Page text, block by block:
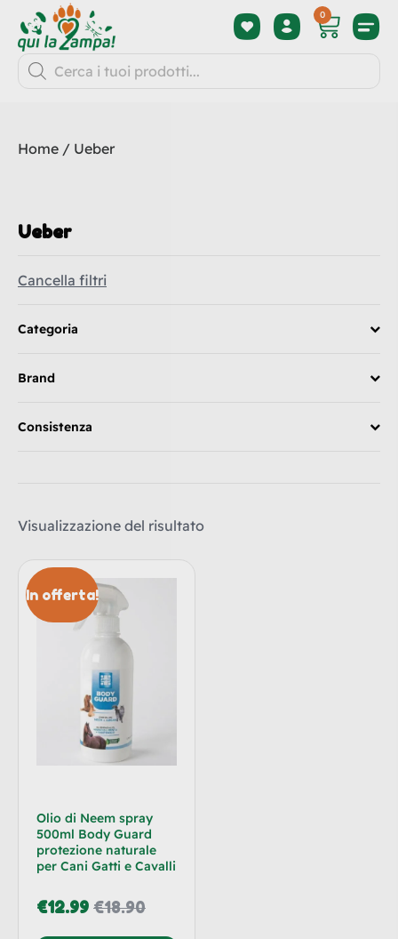
0
Home / Ueber
Ueber
Cancella filtri
Categoria
Brand
Consistenza
Visualizzazione del risultato
In offerta!
Olio di Neem spray
500ml Body Guard
protezione naturale
per Cani Gatti e Cavalli
€18.90
€12.99